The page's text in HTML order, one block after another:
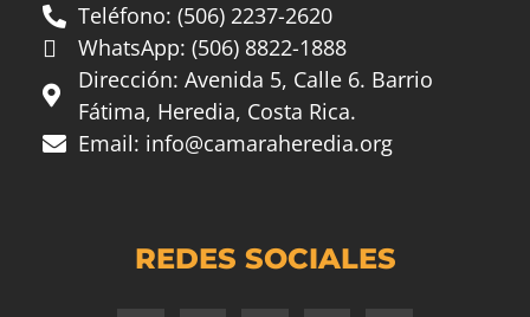
Teléfono: (506) 2237-2620
WhatsApp: (506) 8822-1888
Dirección: Avenida 5, Calle 6. Barrio
Fátima, Heredia, Costa Rica.
Email: info@camaraheredia.org
REDES SOCIALES